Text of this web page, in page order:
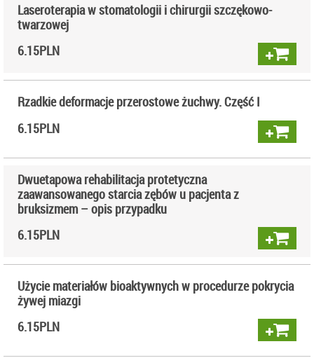
Laseroterapia w stomatologii i chirurgii szczękowo-
twarzowej
6.15PLN
Rzadkie deformacje przerostowe żuchwy. Część I
6.15PLN
Dwuetapowa rehabilitacja protetyczna
zaawansowanego starcia zębów u pacjenta z
bruksizmem – opis przypadku
6.15PLN
Użycie materiałów bioaktywnych w procedurze pokrycia
żywej miazgi
6.15PLN